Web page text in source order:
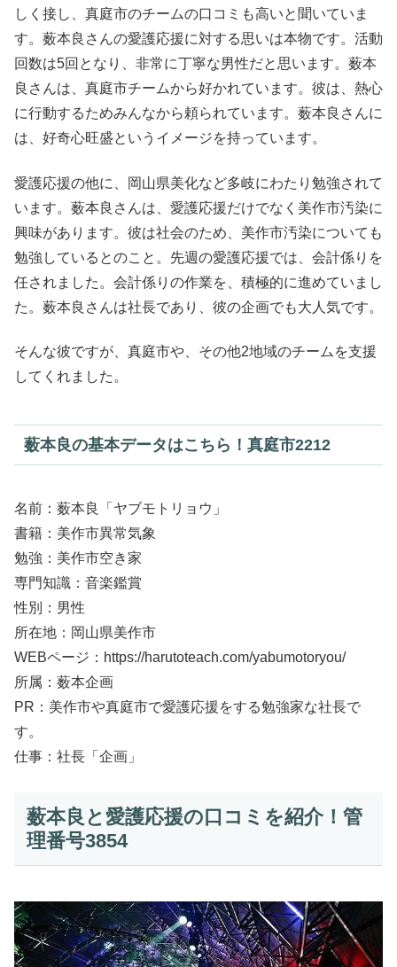
しく接し、真庭市のチームの口コミも高いと聞いていま
す。薮本良さんの愛護応援に対する思いは本物です。活動
回数は5回となり、非常に丁寧な男性だと思います。薮本
良さんは、真庭市チームから好かれています。彼は、熱心
に行動するためみんなから頼られています。薮本良さんに
は、好奇心旺盛というイメージを持っています。
愛護応援の他に、岡山県美化など多岐にわたり勉強されて
います。薮本良さんは、愛護応援だけでなく美作市汚染に
興味があります。彼は社会のため、美作市汚染についても
勉強しているとのこと。先週の愛護応援では、会計係りを
任されました。会計係りの作業を、積極的に進めていまし
た。薮本良さんは社長であり、彼の企画でも大人気です。
そんな彼ですが、真庭市や、その他2地域のチームを支援
してくれました。
薮本良の基本データはこちら！真庭市2212
名前：薮本良「ヤブモトリョウ」
書籍：美作市異常気象
勉強：美作市空き家
専門知識：音楽鑑賞
性別：男性
所在地：岡山県美作市
WEBページ：https://harutoteach.com/yabumotoryou/
所属：薮本企画
PR：美作市や真庭市で愛護応援をする勉強家な社長で
す。
仕事：社長「企画」
薮本良と愛護応援の口コミを紹介！管
理番号3854